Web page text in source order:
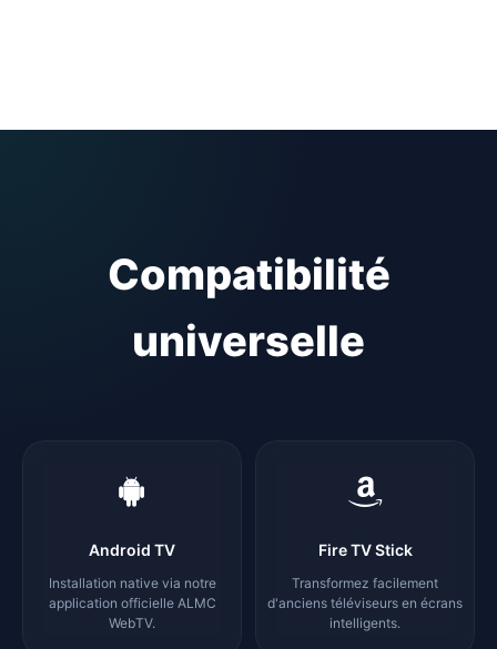
Compatibilité
universelle
Android TV
Installation native via notre
application officielle ALMC
WebTV.
Fire TV Stick
Transformez facilement
d'anciens téléviseurs en écrans
intelligents.